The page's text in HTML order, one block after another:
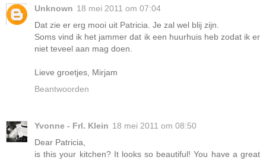
Unknown 18 mei 2011 om 07:04
Dat zie er erg mooi uit Patricia. Je zal wel blij zijn.
Soms vind ik het jammer dat ik een huurhuis heb zodat ik er
niet teveel aan mag doen.
Lieve groetjes, Mirjam
Beantwoorden
Yvonne - Frl. Klein 18 mei 2011 om 08:50
Dear Patricia,
is this your kitchen? It looks so beautiful! You have a great